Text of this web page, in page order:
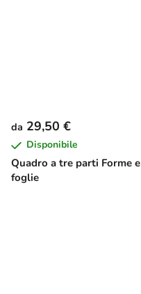
Quadro a tre parti Forme e
foglie
da 29,50 €
Disponibile